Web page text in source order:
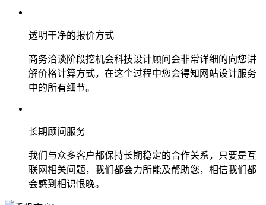
透明干净的报价方式
商务洽谈阶段挖机会科技设计顾问会非常详细的向您讲
解价格计算方式，在这个过程中您会得知网站设计服务
中的所有细节。
长期顾问服务
我们与众多客户都保持长期稳定的合作关系，只要是互
联网相关问题，我们都会力所能及帮助您，相信我们都
会感到相识恨晚。